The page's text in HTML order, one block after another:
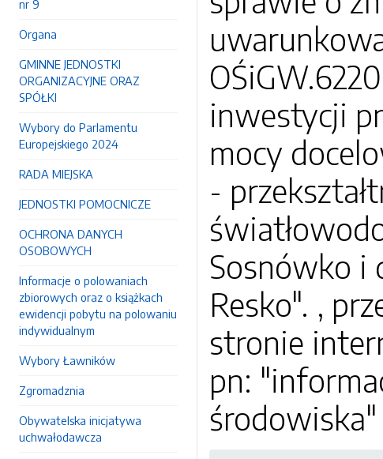
nr 9
Organa
GMINNE JEDNOSTKI
ORGANIZACYJNE ORAZ
SPÓŁKI
Wybory do Parlamentu
Europejskiego 2024
RADA MIEJSKA
JEDNOSTKI POMOCNICZE
OCHRONA DANYCH
OSOBOWYCH
Informacje o polowaniach
zbiorowych oraz o książkach
ewidencji pobytu na polowaniu
indywidualnym
Wybory Ławników
Zgromadznia
Obywatelska inicjatywa
uchwałodawcza
inwestycji
mocy
-
Sosnówko i
Resko". ,
stronie
pn:
środowiska"